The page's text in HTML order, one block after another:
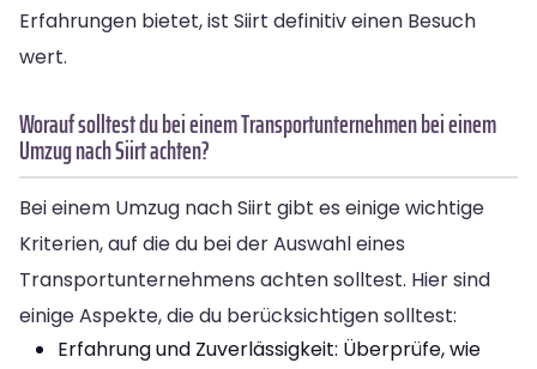
Erfahrungen bietet, ist Siirt definitiv einen Besuch
wert.
Worauf solltest du bei einem Transportunternehmen bei einem
Umzug nach Siirt achten?
Bei einem Umzug nach Siirt gibt es einige wichtige
Kriterien, auf die du bei der Auswahl eines
Transportunternehmens achten solltest. Hier sind
einige Aspekte, die du berücksichtigen solltest:
Erfahrung und Zuverlässigkeit: Überprüfe, wie